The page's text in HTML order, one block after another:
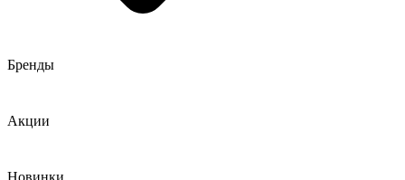
Бренды
Акции